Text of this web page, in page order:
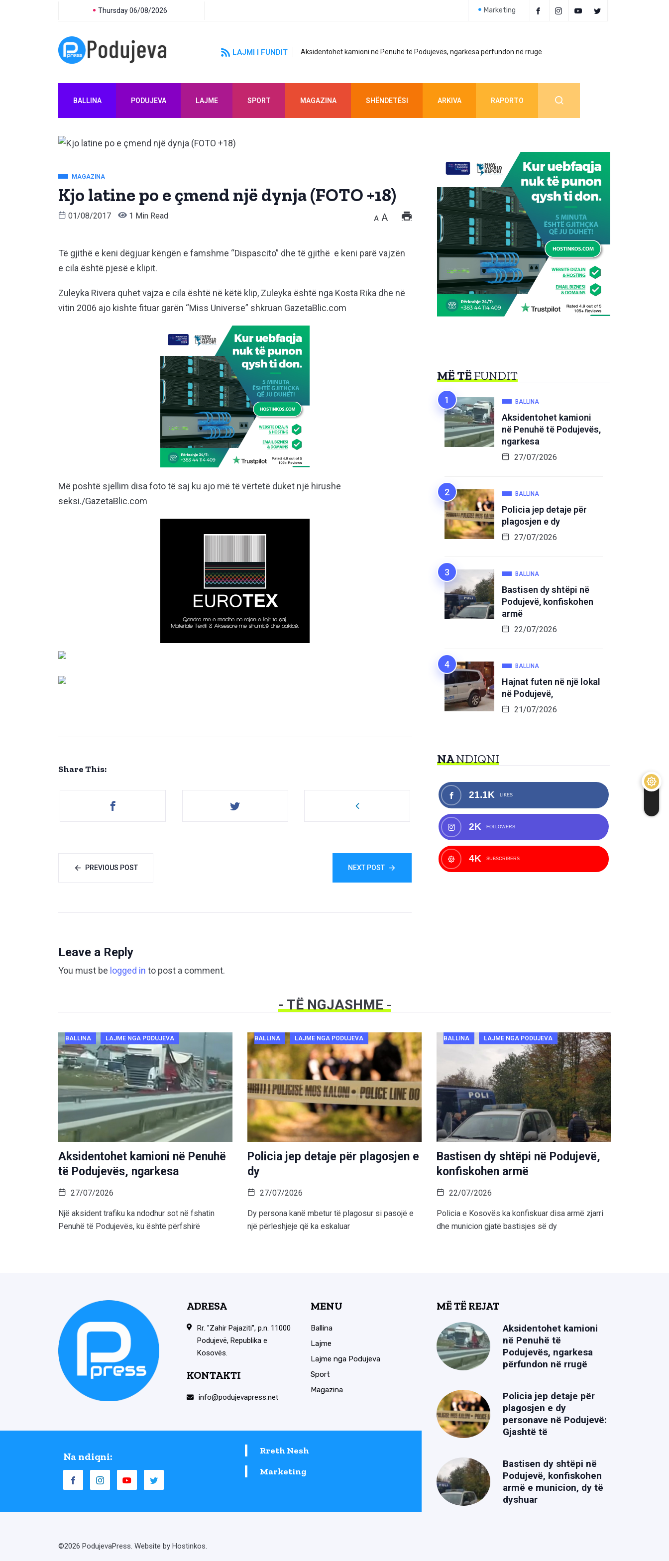
Thursday 06/08/2026 Marketing
LAJMI I FUNDIT Aksidentohet kamioni në Penuhë të Podujevës, ngarkesa përfundon në rrugë
BALLINA PODUJEVA LAJME SPORT MAGAZINA SHËNDETËSI ARKIVA RAPORTO
MAGAZINA
Kjo latine po e çmend një dynja (FOTO +18)
01/08/2017 1 Min Read A A
Të gjithë e keni dëgjuar këngën e famshme “Dispascito” dhe të gjithë e keni parë vajzën
e cila është pjesë e klipit.
Zuleyka Rivera quhet vajza e cila është në këtë klip, Zuleyka është nga Kosta Rika dhe në
vitin 2006 ajo kishte fituar garën “Miss Universe” shkruan GazetaBlic.com
Më poshtë sjellim disa foto të saj ku ajo më të vërtetë duket një hirushe
seksi./GazetaBlic.com
Share This:
PREVIOUS POST NEXT POST
Leave a Reply
You must be logged in to post a comment.
MË TËFUNDIT
BALLINA
Aksidentohet kamioni
në Penuhë të Podujevës,
ngarkesa
27/07/2026
BALLINA
Policia jep detaje për
plagosjen e dy
27/07/2026
BALLINA
Bastisen dy shtëpi në
Podujevë, konfiskohen
armë
22/07/2026
BALLINA
Hajnat futen në një lokal
në Podujevë,
21/07/2026
NANDIQNI
21.1K LIKES
2K FOLLOWERS
4K SUBSCRIBERS
- TË NGJASHME-
BALLINA LAJME NGA PODUJEVA
Aksidentohet kamioni në Penuhë
të Podujevës, ngarkesa
27/07/2026
Një aksident trafiku ka ndodhur sot në fshatin
Penuhë të Podujevës, ku është përfshirë
BALLINA LAJME NGA PODUJEVA
Policia jep detaje për plagosjen e
dy
27/07/2026
Dy persona kanë mbetur të plagosur si pasojë e
një përleshjeje që ka eskaluar
BALLINA LAJME NGA PODUJEVA
Bastisen dy shtëpi në Podujevë,
konfiskohen armë
22/07/2026
Policia e Kosovës ka konfiskuar disa armë zjarri
dhe municion gjatë bastisjes së dy
ADRESA
Rr. "Zahir Pajaziti", p.n. 11000
Podujevë, Republika e
Kosovës.
KONTAKTI
info@podujevapress.net
MENU
Ballina
Lajme
Lajme nga Podujeva
Sport
Magazina
Na ndiqni:
Rreth Nesh
Marketing
MË TË REJAT
Aksidentohet kamioni
në Penuhë të
Podujevës, ngarkesa
përfundon në rrugë
Policia jep detaje për
plagosjen e dy
personave në Podujevë:
Gjashtë të
Bastisen dy shtëpi në
Podujevë, konfiskohen
armë e municion, dy të
dyshuar
©2026 PodujevaPress. Website by Hostinkos.